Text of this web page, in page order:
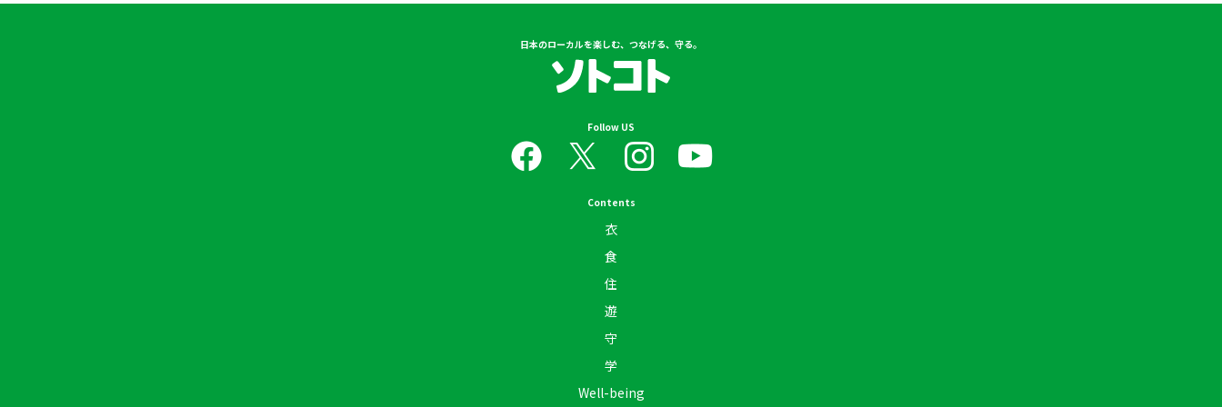
日本のローカルを楽しむ、つなげる、守る。
Follow US
Contents
衣
食
住
遊
守
学
Well-being